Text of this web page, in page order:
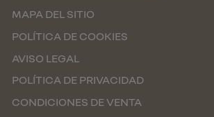
MAPA DEL SITIO
POLÍTICA DE COOKIES
AVISO LEGAL
POLÍTICA DE PRIVACIDAD
CONDICIONES DE VENTA